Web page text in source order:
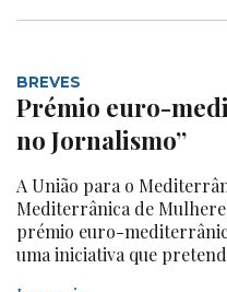
BREVES
Prémio euro-
no Jornalismo”
A União para o
Mediterrânica de
prémio euro-
uma iniciativa que